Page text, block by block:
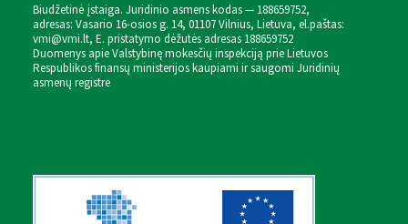
Biudžetinė įstaiga. Juridinio asmens kodas — 188659752,
adresas: Vasario 16-osios g. 14, 01107 Vilnius, Lietuva, el.paštas:
vmi@vmi.lt, E. pristatymo dėžutės adresas 188659752
Duomenys apie Valstybinę mokesčių inspekciją prie Lietuvos
Respublikos finansų ministerijos kaupiami ir saugomi Juridinių
asmenų registre